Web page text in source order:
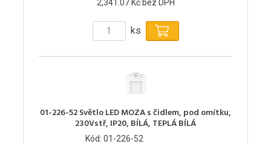
2,341.07 Kč bez DPH
ks
01-226-52 Světlo LED MOZA s čidlem, pod omítku,
230Vstř, IP20, BÍLÁ, TEPLÁ BÍLÁ
Kód: 01-226-52